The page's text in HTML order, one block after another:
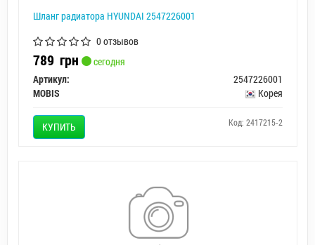
Шланг радиатора HYUNDAI 2547226001
0 отзывов
789 грн
сегодня
Артикул:
2547226001
MOBIS
Корея
КУПИТЬ Код: 2417215-2